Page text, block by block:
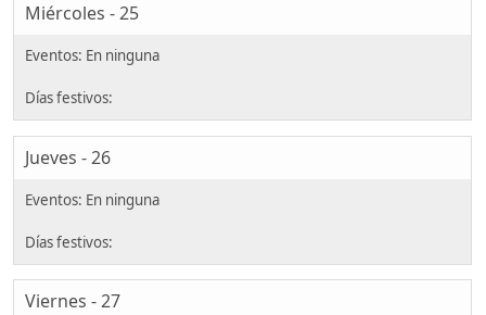
Miércoles - 25
Jueves - 26
Viernes - 27